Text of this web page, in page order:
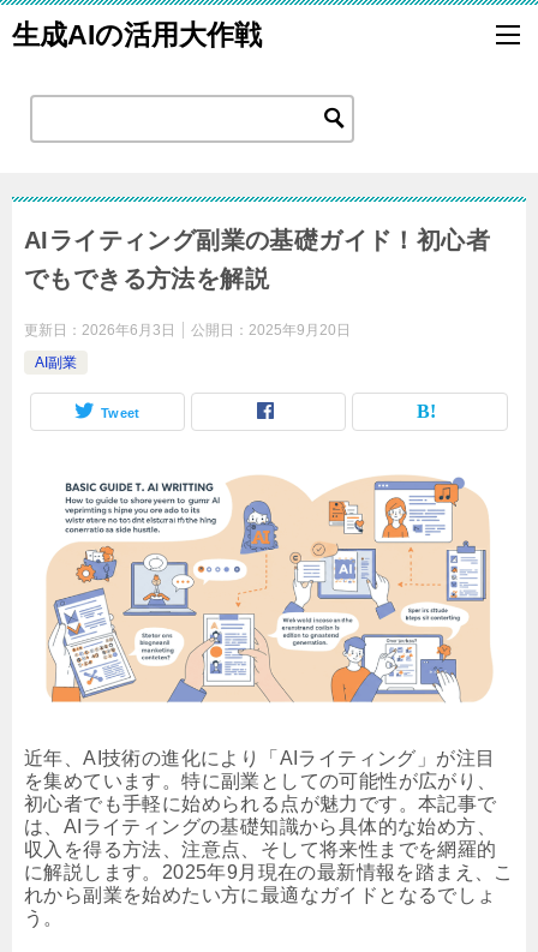
生成AIの活用大作戦
AIライティング副業の基礎ガイド！初心者
でもできる方法を解説
更新日： 2026年6月3日 公開日： 2025年9月20日
AI副業
Tweet
近年、AI技術の進化により「AIライティング」が注目
を集めています。特に副業としての可能性が広がり、
初心者でも手軽に始められる点が魅力です。本記事で
は、AIライティングの基礎知識から具体的な始め方、
収入を得る方法、注意点、そして将来性までを網羅的
に解説します。2025年9月現在の最新情報を踏まえ、こ
れから副業を始めたい方に最適なガイドとなるでしょ
う。